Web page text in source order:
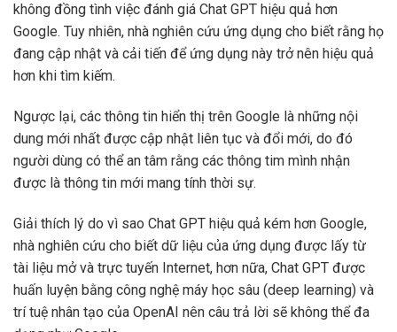
không đồng tình việc đánh giá Chat GPT hiệu quả hơn
Google. Tuy nhiên, nhà nghiên cứu ứng dụng cho biết rằng họ
đang cập nhật và cải tiến để ứng dụng này trở nên hiệu quả
hơn khi tìm kiếm.
Ngược lại, các thông tin hiển thị trên Google là những nội
dung mới nhất được cập nhật liên tục và đổi mới, do đó
người dùng có thể an tâm rằng các thông tim mình nhận
được là thông tin mới mang tính thời sự.
Giải thích lý do vì sao Chat GPT hiệu quả kém hơn Google,
nhà nghiên cứu cho biết dữ liệu của ứng dụng được lấy từ
tài liệu mở và trực tuyến Internet, hơn nữa, Chat GPT được
huấn luyện bằng công nghệ máy học sâu (deep learning) và
trí tuệ nhân tạo của OpenAI nên câu trả lời sẽ không thể đa